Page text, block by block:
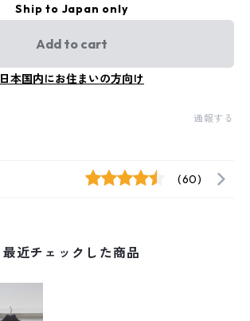
Ship to Japan only
Add to cart
日本国内にお住まいの方向け
通報する
(60)
最近チェックした商品